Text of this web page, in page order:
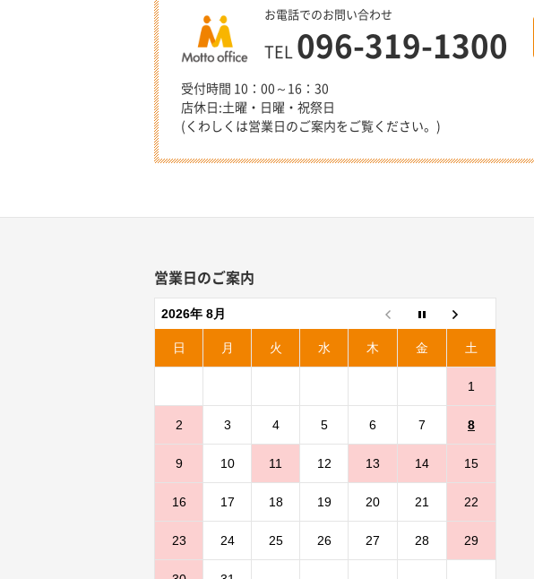
お電話でのお問い合わせ
TEL 096-319-1300
受付時間 10：00～16：30
店休日:土曜・日曜・祝祭日
(くわしくは営業日のご案内をご覧ください。)
営業日のご案内
2026年 8月
日 月 火 水 木 金 土
1
2 3 4 5 6 7 8
9 10 11 12 13 14 15
16 17 18 19 20 21 22
23 24 25 26 27 28 29